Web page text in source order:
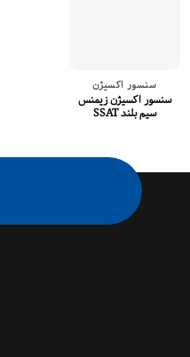
سنسور اکسیژن
سنسور اکسیژن زیمنس
سیم بلند SSAT